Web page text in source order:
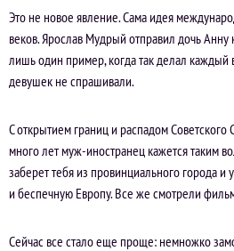
Это не новое явление. Сама идея
веков. Ярослав Мудрый отправил дочь
лишь один пример, когда так делал каждый
девушек не спрашивали.
С открытием границ и распадом
много лет муж-иностранец кажется таким
заберет тебя из провинциального города и
и беспечную Европу. Все же смотрели
Сейчас все стало еще проще: немножко